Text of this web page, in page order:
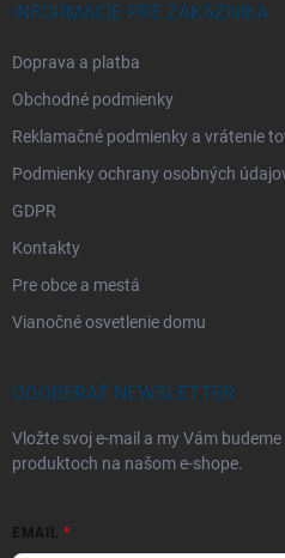
INFORMÁCIE PRE ZÁKAZNÍKA
Doprava a platba
Obchodné podmienky
Reklamačné podmienky a vrátenie
Podmienky ochrany osobných
GDPR
Kontakty
Pre obce a mestá
Vianočné osvetlenie domu
ODOBERAŤ NEWSLETTER
Vložte svoj e-mail a my Vám
produktoch na našom e-shope.
EMAIL